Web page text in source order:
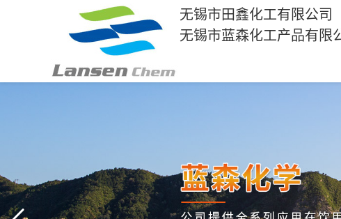
无锡市田鑫化工有限公司
无锡市蓝森化工产品有限